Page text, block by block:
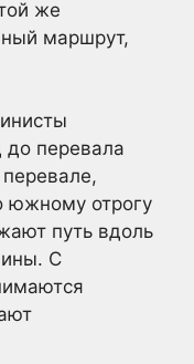
же
маршрут,
до перевала
южному отрогу
путь вдоль
С